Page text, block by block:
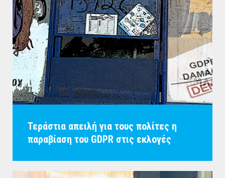
Τεράστια απειλή για τους πολίτες η
παραβίαση του GDPR στις εκλογές